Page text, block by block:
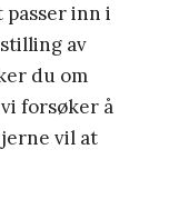
passer inn i
av
du om
forsøker å
vil at